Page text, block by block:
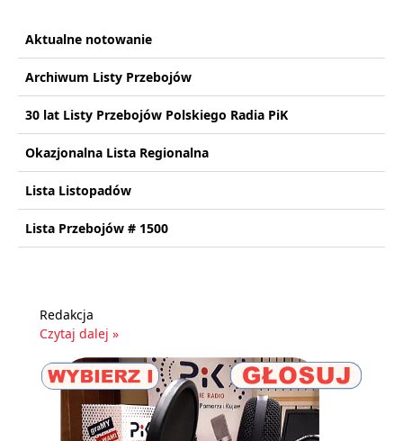
Aktualne notowanie
Archiwum Listy Przebojów
30 lat Listy Przebojów Polskiego Radia PiK
Okazjonalna Lista Regionalna
Lista Listopadów
Lista Przebojów # 1500
Redakcja
Czytaj dalej »